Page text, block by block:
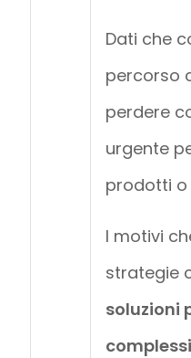
Dati che
percorso
perdere
urgente
prodotti o
I motivi
strategie
soluzioni